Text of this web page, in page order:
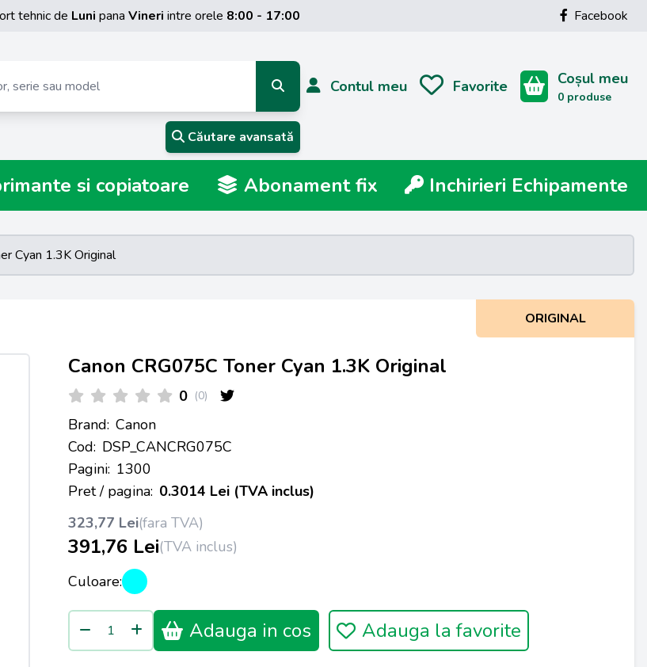
tehnic de Luni pana Vineri intre orele 8:00 - 17:00 Facebook
Căutare avansată
Contul meu Favorite Coșul meu
0 produse
si copiatoare Abonament fix Inchirieri Echipamente
Cyan 1.3K Original
ORIGINAL
Canon CRG075C Toner Cyan 1.3K Original
0 (0)
Brand: Canon
Cod: DSP_CANCRG075C
Pagini: 1300
Pret / pagina: 0.3014 Lei (TVA inclus)
323,77 Lei(fara TVA)
391,76 Lei(TVA inclus)
Culoare:
Adauga in cos Adauga la favorite